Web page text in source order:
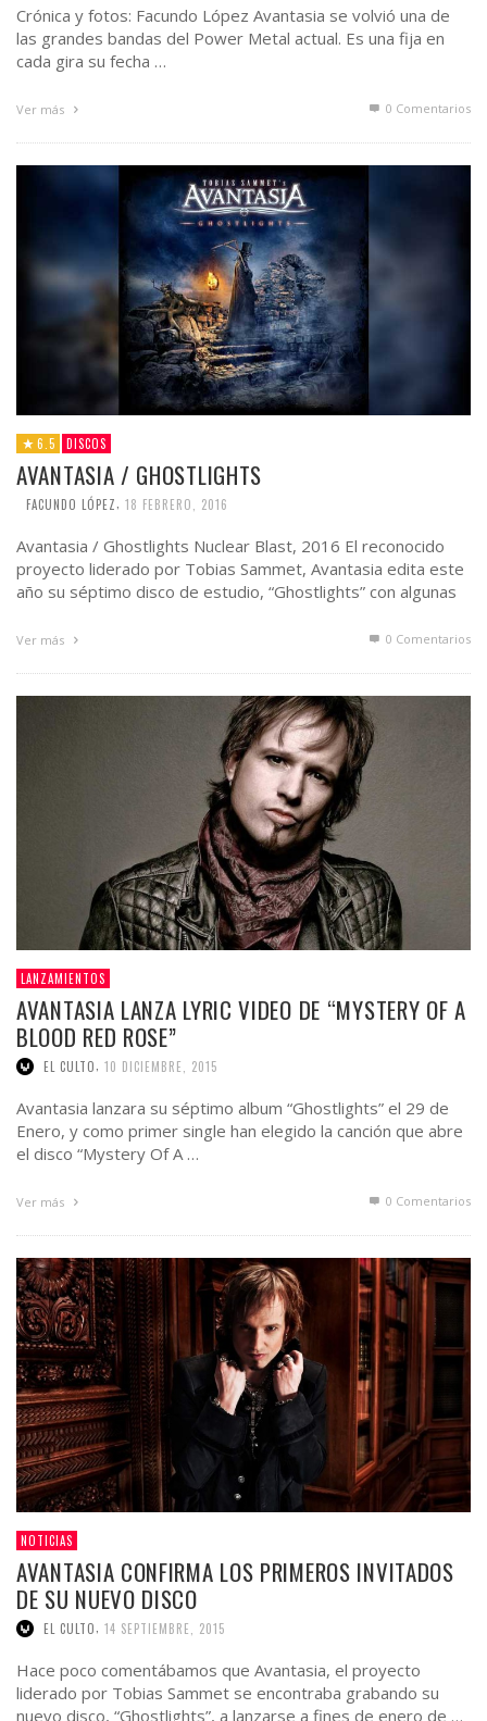
Crónica y fotos: Facundo López Avantasia se volvió una de
las grandes bandas del Power Metal actual. Es una fija en
cada gira su fecha …
Ver más 0 Comentarios
6.5 DISCOS
AVANTASIA / GHOSTLIGHTS
FACUNDO LÓPEZ, 18 FEBRERO, 2016
Avantasia / Ghostlights Nuclear Blast, 2016 El reconocido
proyecto liderado por Tobias Sammet, Avantasia edita este
año su séptimo disco de estudio, “Ghostlights” con algunas
Ver más 0 Comentarios
LANZAMIENTOS
AVANTASIA LANZA LYRIC VIDEO DE “MYSTERY OF A
BLOOD RED ROSE”
EL CULTO 10 DICIEMBRE, 2015
Avantasia lanzara su séptimo album “Ghostlights” el 29 de
Enero, y como primer single han elegido la canción que abre
el disco “Mystery Of A …
Ver más 0 Comentarios
NOTICIAS
AVANTASIA CONFIRMA LOS PRIMEROS INVITADOS
DE SU NUEVO DISCO
EL CULTO 14 SEPTIEMBRE, 2015
Hace poco comentábamos que Avantasia, el proyecto
liderado por Tobias Sammet se encontraba grabando su
nuevo disco, “Ghostlights”, a lanzarse a fines de enero de …